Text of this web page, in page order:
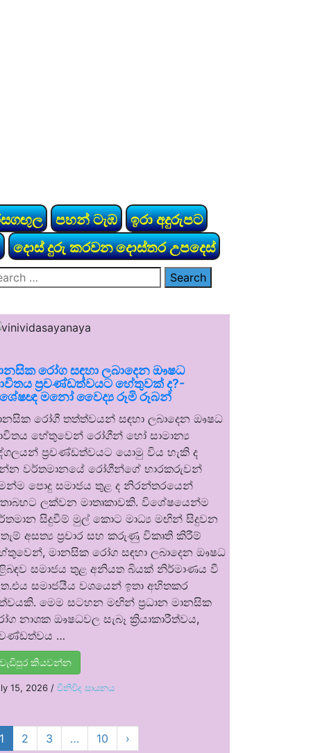
පහන් ටැඹ
ඉරා අදුරුපට
දොස් දුරු කරවන දොස්තර උපදෙස්
රෝග සඳහා ලබාදෙන ඖෂධ
ප්‍රචණ්ඩත්වයට හේතුවක් ද?-
මනෝ වෛද්‍ය රූමි රූබන්
රෝගී තත්ත්වයන් සඳහා ලබාදෙන ඖෂධ
හේතුවෙන් රෝගීන් හෝ සාමාන්‍ය
ප්‍රචණ්ඩත්වයට යොමු විය හැකි ද
වර්තමානයේ රෝගීන්ගේ භාරකරුවන්
පොදු සමාජය තුළ ද නිරන්තරයෙන්
ලක්වන මාතෘකාවකි. විශේෂයෙන්ම
සිදුවීම් මුල් කොට මාධ්‍ය මඟින් සිදුවන
අසත්‍ය ප්‍රචාර සහ කරුණු විකෘති කිරීම්
මානසික රෝග සඳහා ලබාදෙන ඖෂධ
සමාජය තුළ අනියත බියක් නිර්මාණය වී
සමාජයීය වශයෙන් ඉතා අහිතකර
මෙම සටහන මඟින් ප්‍රධාන මානසික
නාශක ඖෂධවල සැබෑ ක්‍රියාකාරීත්වය,
…
වැඩිපුර කියවන්න
15, 2026 / විනිවිද සායනය
1 2 3 … 10 ›